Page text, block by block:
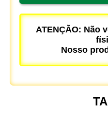
ATENÇÃO: Não
Nosso